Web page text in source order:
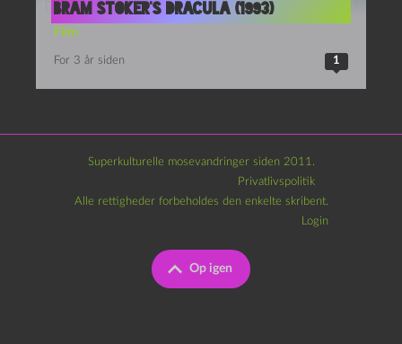
Bram Stoker’s Dracula (1993)
Film
For 3 år siden 1
Superkulturelle mosevandringer siden 2011.
Privatlivspolitik
Op igen
Alle rettigheder forbeholdes den enkelte skribent.
Login